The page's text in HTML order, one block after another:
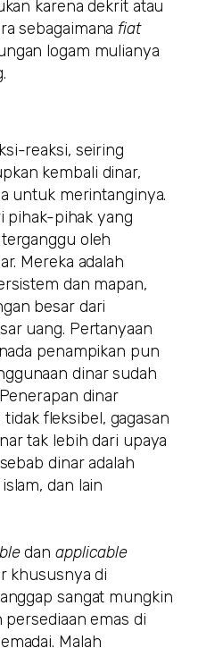
karena dekrit atau
sebagaimana fiat
logam mulianya
reaksi, seiring
kembali dinar,
untuk merintanginya.
pihak-pihak yang
oleh
Mereka adalah
dan mapan,
besar dari
uang. Pertanyaan
penampikan pun
dinar sudah
dinar
fleksibel, gagasan
tak lebih dari upaya
dinar adalah
dan lain
danapplicable
khususnya di
sangat mungkin
persediaan emas di
Malah